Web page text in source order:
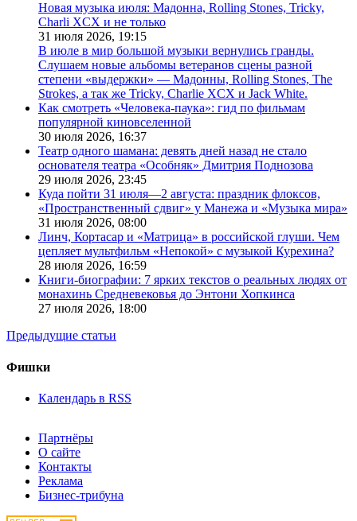
Новая музыка июля: Мадонна, Rolling Stones, Tricky,
Charli XCX и не только
31 июля 2026, 19:15
В июле в мир большой музыки вернулись гранды.
Слушаем новые альбомы ветеранов сцены разной
степени «выдержки» — Мадонны, Rolling Stones, The
Strokes, а так же Tricky, Charlie XCX и Jack White.
Как смотреть «Человека-паука»: гид по фильмам
популярной киновселенной
30 июля 2026, 16:37
Театр одного шамана: девять дней назад не стало
основателя театра «Особняк» Дмитрия Поднозова
29 июля 2026, 23:45
Куда пойти 31 июля—2 августа: праздник флоксов,
«Пространственный сдвиг» у Манежа и «Музыка мира»
31 июля 2026, 08:00
Линч, Кортасар и «Матрица» в российской глуши. Чем
цепляет мультфильм «Непокой» с музыкой Курехина?
28 июля 2026, 16:59
Книги-биографии: 7 ярких текстов о реальных людях от
монахинь Средневековья до Энтони Хопкинса
27 июля 2026, 18:00
Предыдущие статьи
Фишки
Календарь в RSS
Партнёры
О сайте
Контакты
Реклама
Бизнес-трибуна